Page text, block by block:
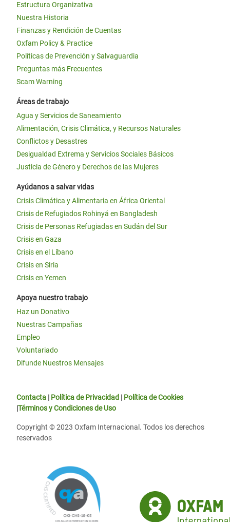
Estructura Organizativa
Nuestra Historia
Finanzas y Rendición de Cuentas
Oxfam Policy & Practice
Políticas de Prevención y Salvaguardia
Preguntas más Frecuentes
Scam Warning
Áreas de trabajo
Agua y Servicios de Saneamiento
Alimentación, Crisis Climática, y Recursos Naturales
Conflictos y Desastres
Desigualdad Extrema y Servicios Sociales Básicos
Justicia de Género y Derechos de las Mujeres
Ayúdanos a salvar vidas
Crisis Climática y Alimentaria en África Oriental
Crisis de Refugiados Rohinyá en Bangladesh
Crisis de Personas Refugiadas en Sudán del Sur
Crisis en Gaza
Crisis en el Líbano
Crisis en Siria
Crisis en Yemen
Apoya nuestro trabajo
Haz un Donativo
Nuestras Campañas
Empleo
Voluntariado
Difunde Nuestros Mensajes
Contacta | Política de Privacidad | Política de Cookies
|Términos y Condiciones de Uso
Copyright © 2023 Oxfam Internacional. Todos los derechos
reservados